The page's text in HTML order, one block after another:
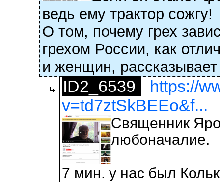
ведь ему трактор сожгу!
О том, почему грех
грехом России, как
и женщин,
ID2_6539
https://
v=td7ztSkBEEo&f...
Священник
любоначалие.
7 мин. у нас был